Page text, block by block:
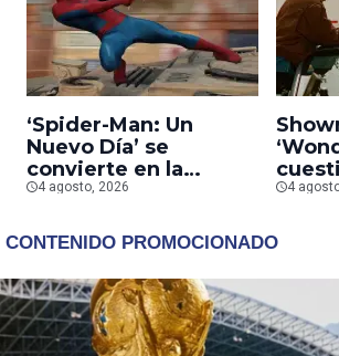
‘Spider-Man: Un
Nuevo Día’ se
convierte en la
segunda película que
los mil millones en
4 agosto, 2026
la serie
4